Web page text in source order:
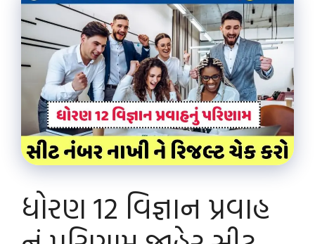
ધોરણ 12 વિજ્ઞાન પ્રવાહ